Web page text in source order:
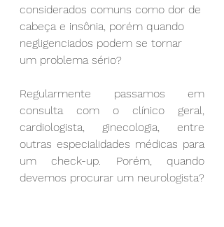
considerados comuns como dor de
cabeça e insônia, porém quando
negligenciados podem se tornar
um problema sério?
Regularmente passamos em
consulta com o clínico geral,
cardiologista, ginecologia, entre
outras especialidades médicas para
um check-up. Porém, quando
devemos procurar um neurologista?